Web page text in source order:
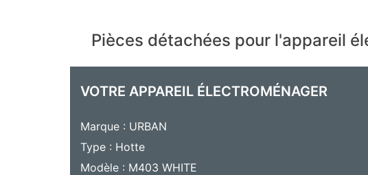
Pièces détachées pour l'appareil
VOTRE APPAREIL ÉLECTROMÉNAGER
Marque : URBAN
Type : Hotte
Modèle : M403 WHITE